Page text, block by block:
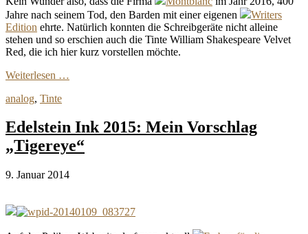
Jahre nach seinem Tod, den Barden mit einer eigenen
Writers
Edition ehrte. Natürlich konnten die Schreibgeräte nicht alleine
stehen und so erschien auch die Tinte William Shakespeare Velvet
Red, die ich hier kurz vorstellen möchte.
Weiterlesen …
analog, Tinte
Edelstein Ink 2015: Mein Vorschlag
„Tigereye“
9. Januar 2014